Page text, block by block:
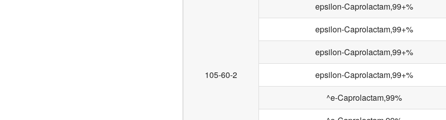
105-60-2
epsilon-Caprolactam,99+%
epsilon-Caprolactam,99+%
epsilon-Caprolactam,99+%
epsilon-Caprolactam,99+%
^e-Caprolactam,99%